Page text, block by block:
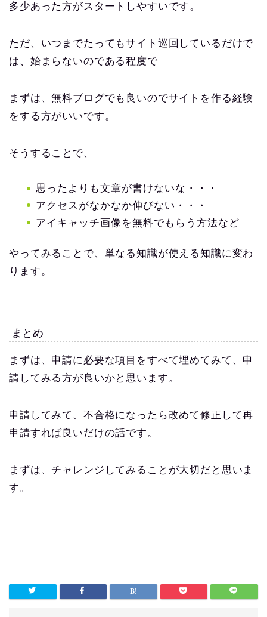
多少あった方がスタートしやすいです。
ただ、いつまでたってもサイト巡回しているだけで
は、始まらないのである程度で
まずは、無料ブログでも良いのでサイトを作る経験
をする方がいいです。
そうすることで、
思ったよりも文章が書けないな・・・
アクセスがなかなか伸びない・・・
アイキャッチ画像を無料でもらう方法など
やってみることで、単なる知識が使える知識に変わ
ります。
まとめ
まずは、申請に必要な項目をすべて埋めてみて、申
請してみる方が良いかと思います。
申請してみて、不合格になったら改めて修正して再
申請すれば良いだけの話です。
まずは、チャレンジしてみることが大切だと思いま
す。